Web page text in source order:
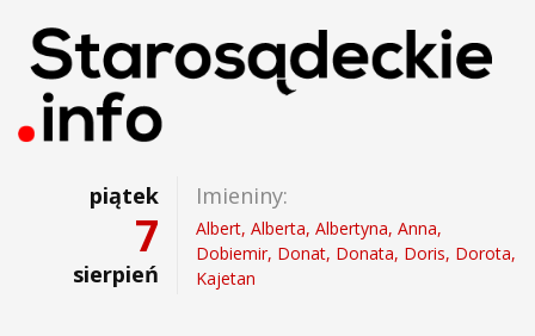
piątek
7
sierpień
Imieniny:
Albert, Alberta, Albertyna, Anna,
Dobiemir, Donat, Donata, Doris, Dorota,
Kajetan